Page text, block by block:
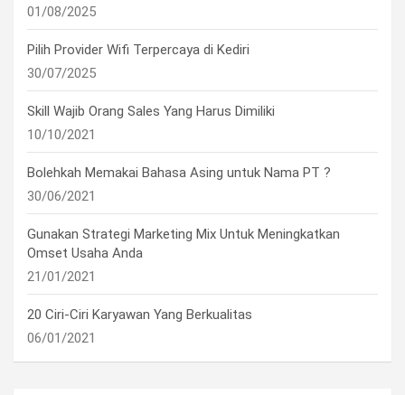
01/08/2025
Pilih Provider Wifi Terpercaya di Kediri
30/07/2025
Skill Wajib Orang Sales Yang Harus Dimiliki
10/10/2021
Bolehkah Memakai Bahasa Asing untuk Nama PT ?
30/06/2021
Gunakan Strategi Marketing Mix Untuk Meningkatkan
Omset Usaha Anda
21/01/2021
20 Ciri-Ciri Karyawan Yang Berkualitas
06/01/2021